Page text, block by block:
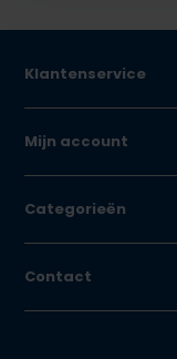
Klantenservice
Mijn account
Categorieën
Contact